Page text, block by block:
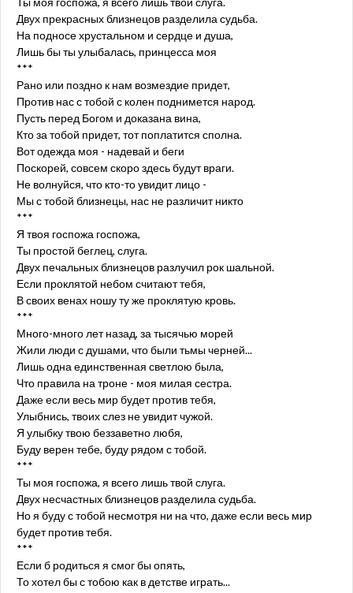
Двух прекрасных близнецов разделила судьба.
На подносе хрустальном и сердце и душа,
Лишь бы ты улыбалась, принцесса моя
***
Рано или поздно к нам возмездие придет,
Против нас с тобой с колен поднимется народ.
Пусть перед Богом и доказана вина,
Кто за тобой придет, тот поплатится сполна.
Вот одежда моя - надевай и беги
Поскорей, совсем скоро здесь будут враги.
Не волнуйся, что кто-то увидит лицо -
Мы с тобой близнецы, нас не различит никто
***
Я твоя госпожа госпожа,
Ты простой беглец, слуга.
Двух печальных близнецов разлучил рок шальной.
Если проклятой небом считают тебя,
В своих венах ношу ту же проклятую кровь.
***
Много-много лет назад, за тысячью морей
Жили люди с душами, что были тьмы черней...
Лишь одна единственная светлою была,
Что правила на троне - моя милая сестра.
Даже если весь мир будет против тебя,
Улыбнись, твоих слез не увидит чужой.
Я улыбку твою беззаветно любя,
Буду верен тебе, буду рядом с тобой.
***
Ты моя госпожа, я всего лишь твой слуга.
Двух несчастных близнецов разделила судьба.
Но я буду с тобой несмотря ни на что, даже если весь мир
будет против тебя.
***
Если б родиться я смог бы опять,
То хотел бы с тобою как в детстве играть...